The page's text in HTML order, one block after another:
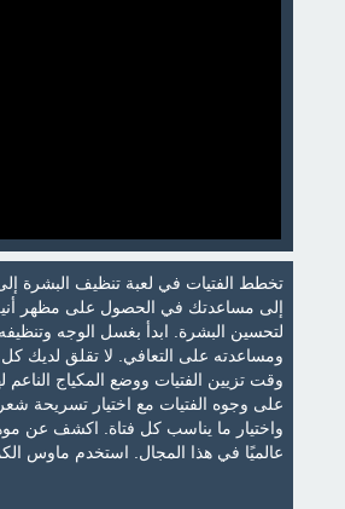
تخطط الفتيات في لعبة تنظيف البشرة
إلى مساعدتك في الحصول على مظهر
لتحسين البشرة. ابدأ بغسل الوجه
ومساعدته على التعافي. لا تقلق لديك كل
وقت تزيين الفتيات ووضع المكياج
على وجوه الفتيات مع اختيار تسريحة
واختيار ما يناسب كل فتاة. اكشف عن
عالميًا في هذا المجال. استخدم ماوس